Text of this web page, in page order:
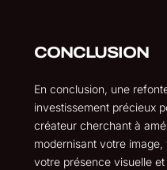
CONCLUSION
En conclusion, une
investissement précieux
créateur cherchant à
modernisant votre
votre présence visuelle